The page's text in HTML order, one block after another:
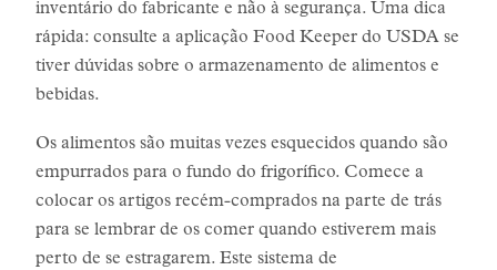
inventário do fabricante e não à segurança. Uma dica
rápida: consulte a aplicação Food Keeper do USDA se
tiver dúvidas sobre o armazenamento de alimentos e
bebidas.
Os alimentos são muitas vezes esquecidos quando são
empurrados para o fundo do frigorífico. Comece a
colocar os artigos recém-comprados na parte de trás
para se lembrar de os comer quando estiverem mais
perto de se estragarem. Este sistema de